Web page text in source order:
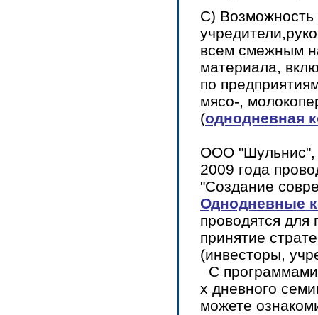
С)
всем смежным
материала,
по
мясо-,
(однодневная
ООО "Шульнис",
2009 года
"Создание
Однодневные
проводятся для
принятие
(инвесторы,
С
х дневного
можете